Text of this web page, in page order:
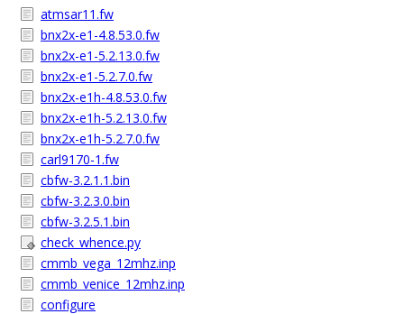
atmsar11.fw
bnx2x-e1-4.8.53.0.fw
bnx2x-e1-5.2.13.0.fw
bnx2x-e1-5.2.7.0.fw
bnx2x-e1h-4.8.53.0.fw
bnx2x-e1h-5.2.13.0.fw
bnx2x-e1h-5.2.7.0.fw
carl9170-1.fw
cbfw-3.2.1.1.bin
cbfw-3.2.3.0.bin
cbfw-3.2.5.1.bin
check_whence.py
cmmb_vega_12mhz.inp
cmmb_venice_12mhz.inp
configure